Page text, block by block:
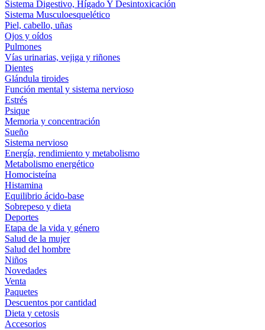
Sistema Digestivo, Hígado Y Desintoxicación
Sistema Musculoesquelético
Piel, cabello, uñas
Ojos y oídos
Pulmones
Vías urinarias, vejiga y riñones
Dientes
Glándula tiroides
Función mental y sistema nervioso
Estrés
Psique
Memoria y concentración
Sueño
Sistema nervioso
Energía, rendimiento y metabolismo
Metabolismo energético
Homocisteína
Histamina
Equilibrio ácido-base
Sobrepeso y dieta
Deportes
Etapa de la vida y género
Salud de la mujer
Salud del hombre
Niños
Novedades
Venta
Paquetes
Descuentos por cantidad
Dieta y cetosis
Accesorios